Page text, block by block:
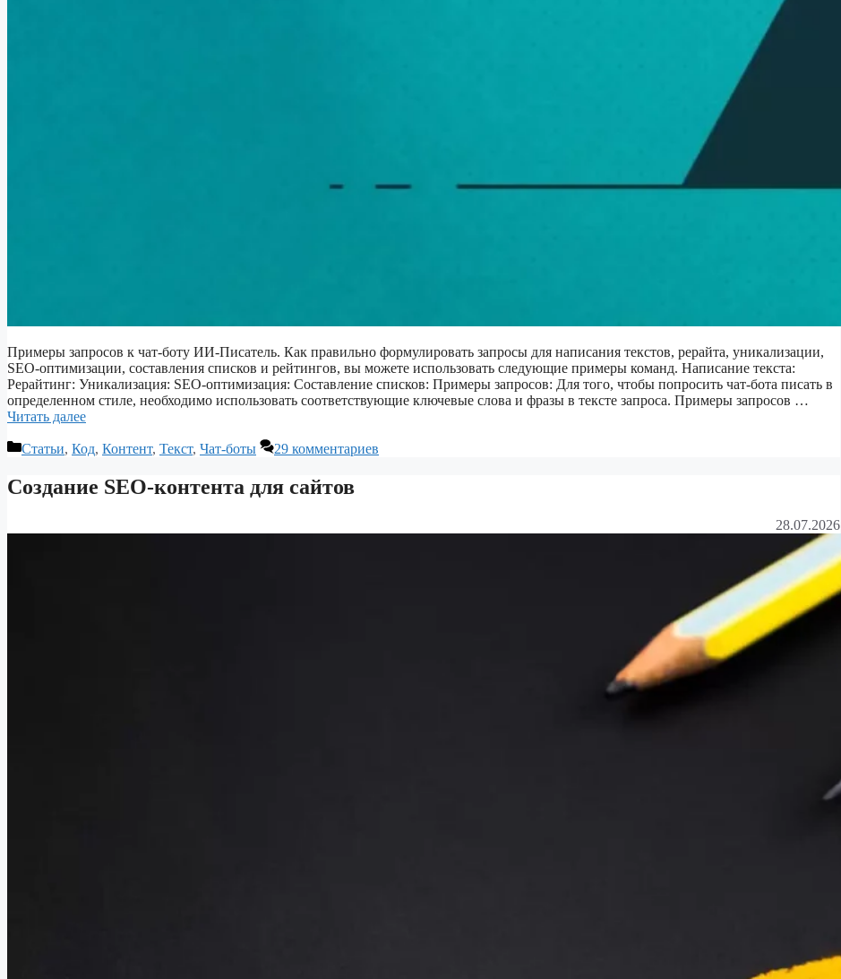
Примеры запросов к чат-боту ИИ-Писатель. Как правильно формулировать запросы для написания текстов, рерайта, уникализации,
SEO-оптимизации, составления списков и рейтингов, вы можете использовать следующие примеры команд. Написание текста:
Рерайтинг: Уникализация: SEO-оптимизация: Составление списков: Примеры запросов: Для того, чтобы попросить чат-бота писать в
определенном стиле, необходимо использовать соответствующие ключевые слова и фразы в тексте запроса. Примеры запросов …
Читать далее
Рубрики
Статьи, Код, Контент, Текст, Чат-боты 29 комментариев
Создание SEO-контента для сайтов
28.07.2026